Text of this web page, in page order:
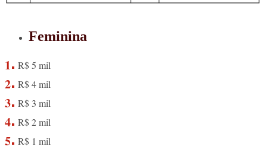
Feminina
R$ 5 mil
R$ 4 mil
R$ 3 mil
R$ 2 mil
R$ 1 mil